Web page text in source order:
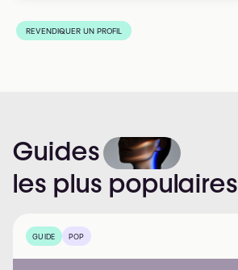
REVENDIQUER UN PROFIL
Guides
les plus populaires
GUIDE POP